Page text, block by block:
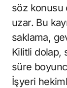
söz konusu
uzar. Bu
saklama,
Kilitli dolap,
süre
İşyeri